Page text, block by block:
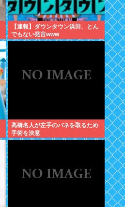
【速報】ダウンタウン浜田、とん
でもない発言www
高橋名人が左手のバネを取るため
手術を決意